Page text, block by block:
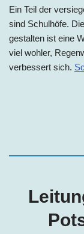
Ein Teil der
sind Schulhöfe.
gestalten ist eine
viel wohler,
verbessert sich.